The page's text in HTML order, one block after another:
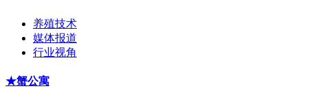
养殖技术
媒体报道
行业视角
★蟹公寓